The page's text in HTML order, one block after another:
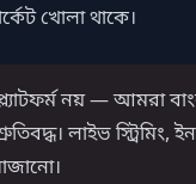
খোলা থাকে।
নয় — আমরা
লাইভ